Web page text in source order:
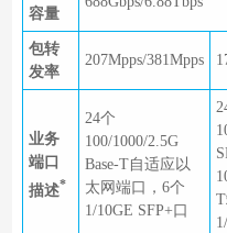
容量
包转
发率
207Mpps/381Mpps
业务
端口
描述*
24个
100/1000/2.5G
Base-T自适应以
太网端口，6个
1/10GE SFP+口